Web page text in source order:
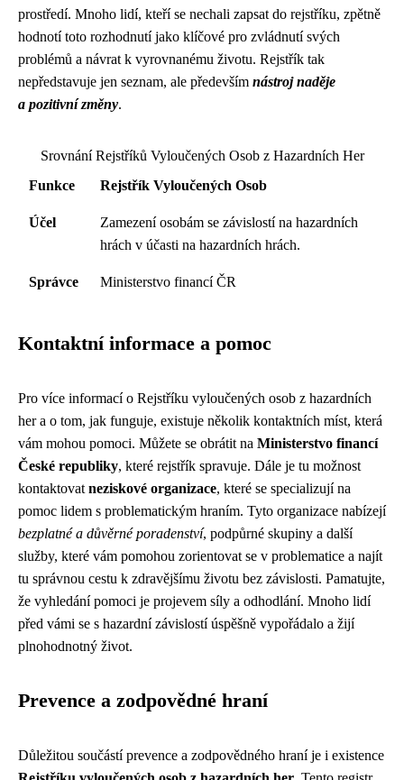
prostředí. Mnoho lidí, kteří se nechali zapsat do rejstříku, zpětně
hodnotí toto rozhodnutí jako klíčové pro zvládnutí svých
problémů a návrat k vyrovnanému životu. Rejstřík tak
nepředstavuje jen seznam, ale především nástroj naděje
a pozitivní změny.
Srovnání Rejstříků Vyloučených Osob z Hazardních Her
Funkce
Rejstřík Vyloučených Osob
Účel
Zamezení osobám se závislostí na hazardních
hrách v účasti na hazardních hrách.
Správce Ministerstvo financí ČR
Kontaktní informace a pomoc
Pro více informací o Rejstříku vyloučených osob z hazardních
her a o tom, jak funguje, existuje několik kontaktních míst, která
vám mohou pomoci. Můžete se obrátit na Ministerstvo financí
České republiky, které rejstřík spravuje. Dále je tu možnost
kontaktovat neziskové organizace, které se specializují na
pomoc lidem s problematickým hraním. Tyto organizace nabízejí
bezplatné a důvěrné poradenství, podpůrné skupiny a další
služby, které vám pomohou zorientovat se v problematice a najít
tu správnou cestu k zdravějšímu životu bez závislosti. Pamatujte,
že vyhledání pomoci je projevem síly a odhodlání. Mnoho lidí
před vámi se s hazardní závislostí úspěšně vypořádalo a žijí
plnohodnotný život.
Prevence a zodpovědné hraní
Důležitou součástí prevence a zodpovědného hraní je i existence